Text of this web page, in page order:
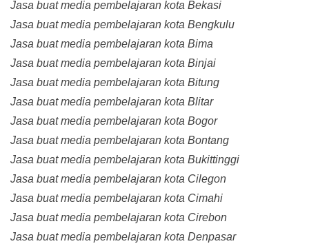
Jasa buat media pembelajaran kota Bekasi
Jasa buat media pembelajaran kota Bengkulu
Jasa buat media pembelajaran kota Bima
Jasa buat media pembelajaran kota Binjai
Jasa buat media pembelajaran kota Bitung
Jasa buat media pembelajaran kota Blitar
Jasa buat media pembelajaran kota Bogor
Jasa buat media pembelajaran kota Bontang
Jasa buat media pembelajaran kota Bukittinggi
Jasa buat media pembelajaran kota Cilegon
Jasa buat media pembelajaran kota Cimahi
Jasa buat media pembelajaran kota Cirebon
Jasa buat media pembelajaran kota Denpasar